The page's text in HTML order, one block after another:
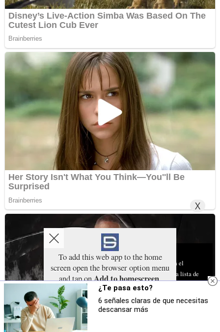
X
¿Te pasa esto?
6 señales claras de que necesitas
descansar más
Aviso sobre el Uso de cookies:
Utilizamos cookies nuestras y de terceros para el
funcionamiento del digital. Puedes consultar la lista de
cookies y como desconectarlas.Ver nuestra Política de
Privacidad y Cookies
Aceptar Cookies
Personalizar
To add this web app to the home
screen open the browser option menu
and tap onAdd to homescreen.
The menu can be accessed by pressing the
menu hardware button if your device has one,
or by tapping the top right menu icon